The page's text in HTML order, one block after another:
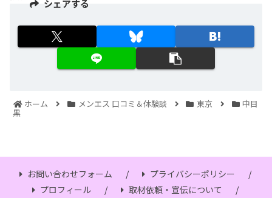
シェアする
ホーム メンエス 口コミ＆体験談 東京 中目
黒
お問い合わせフォーム
プライバシーポリシー
プロフィール
取材依頼・宣伝について